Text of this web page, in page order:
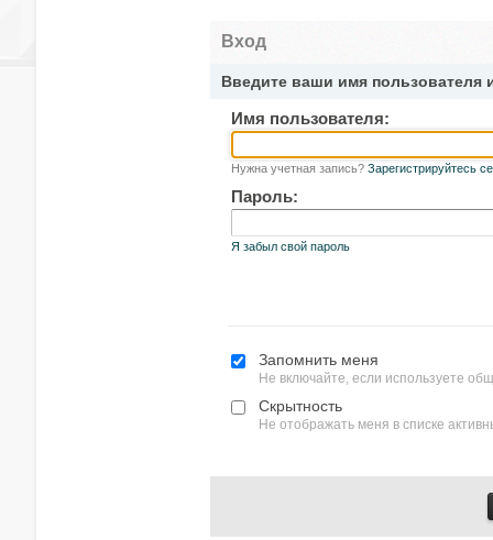
Вход
Введите ваши имя пользователя
Имя пользователя:
Нужна учетная запись? Зарегистрируйтесь
Пароль:
Я забыл свой пароль
Запомнить меня
Не включайте, если используете
Скрытность
Не отображать меня в списке